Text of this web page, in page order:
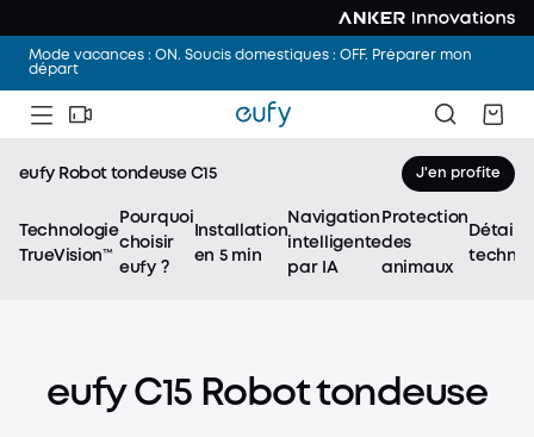
Mode vacances : ON. Soucis domestiques : OFF. Préparer mon
départ
eufy Robot tondeuse C15 J'en profite
Technologie
TrueVision™
Pourquoi
choisir
eufy ?
Installation
en 5 min
Navigation
intelligente
par IA
Protection
des
animaux
Détails
eufy C15 Robot tondeuse